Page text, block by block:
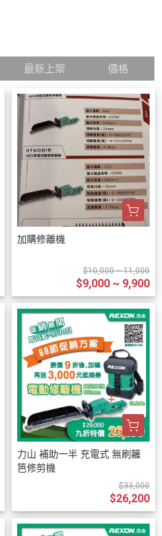
最新上架 價格
加購修離機
$10,000 ~ 11,000
$9,000 ~ 9,900
力山 補助一半 充電式 無刷籬
笆修剪機
$33,000
$26,200